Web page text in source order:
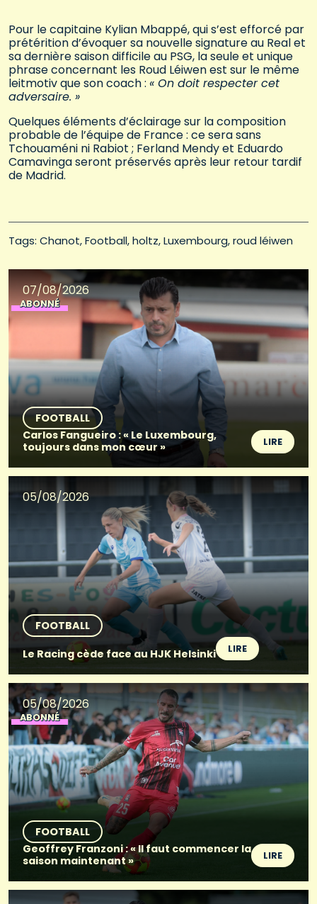
Pour le capitaine Kylian Mbappé, qui s’est efforcé par
prétérition d’évoquer sa nouvelle signature au Real et
sa dernière saison difficile au PSG, la seule et unique
phrase concernant les Roud Léiwen est sur le même
leitmotiv que son coach : « On doit respecter cet
adversaire. »
Quelques éléments d’éclairage sur la composition
probable de l’équipe de France : ce sera sans
Tchouaméni ni Rabiot ; Ferland Mendy et Eduardo
Camavinga seront préservés après leur retour tardif
de Madrid.
Tags: Chanot Football holtz Luxembourg roud léiwen
07/08/2026
ABONNÉ
FOOTBALL
Carlos Fangueiro : « Le Luxembourg,
toujours dans mon cœur »
LIRE
05/08/2026
FOOTBALL
Le Racing cède face au HJK Helsinki
LIRE
05/08/2026
ABONNÉ
FOOTBALL
Geoffrey Franzoni : « Il faut commencer la
saison maintenant »
LIRE